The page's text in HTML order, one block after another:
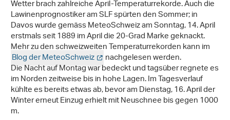
Wetter brach zahlreiche April-Temperaturrekorde. Auch die
Lawinenprognostiker am SLF spürten den Sommer; in
Davos wurde gemäss MeteoSchweiz am Sonntag, 14. April
erstmals seit 1889 im April die 20-Grad Marke geknackt.
Mehr zu den schweizweiten Temperaturrekorden kann im
Blog der MeteoSchweiz nachgelesen werden.
Die Nacht auf Montag war bedeckt und tagsüber regnete es
im Norden zeitweise bis in hohe Lagen. Im Tagesverlauf
kühlte es bereits etwas ab, bevor am Dienstag, 16. April der
Winter erneut Einzug erhielt mit Neuschnee bis gegen 1000
m.